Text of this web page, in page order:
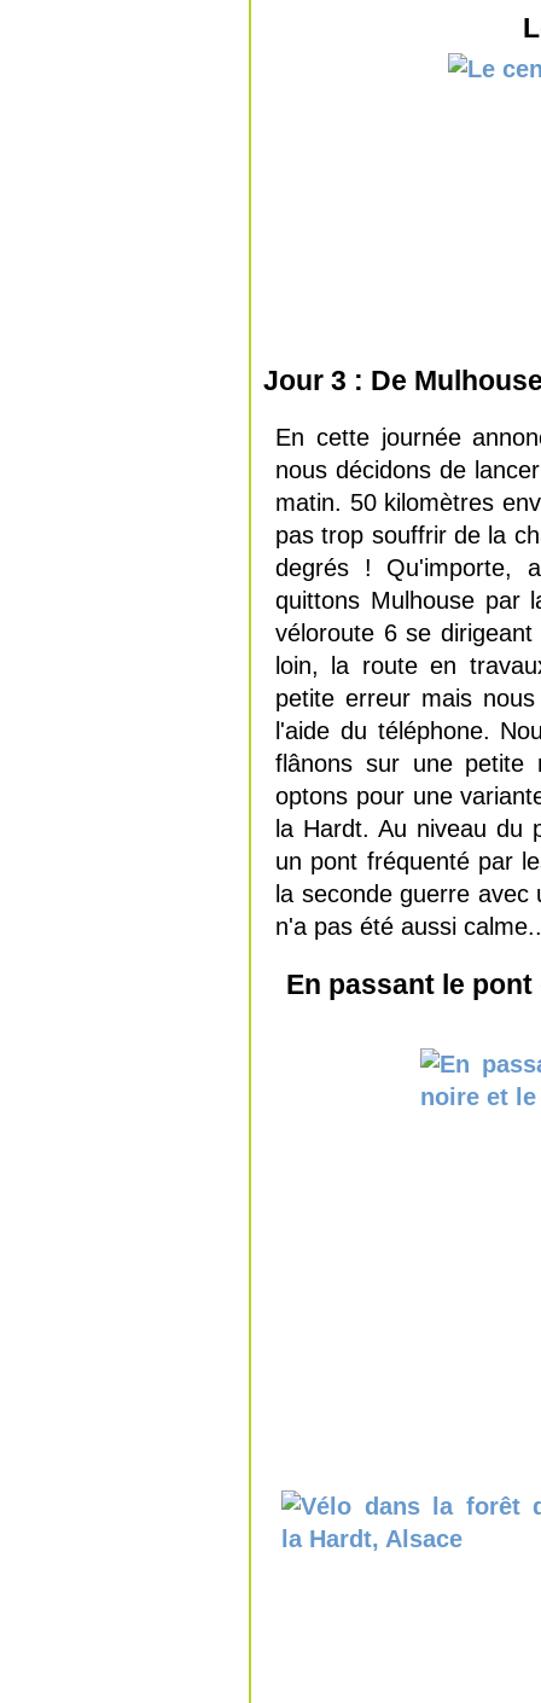
Jour 3 : De
En cette journée
nous décidons de
matin. 50 kilomètres
pas trop souffrir de la
degrés ! Qu'importe,
quittons Mulhouse par
véloroute 6 se
loin, la route en
petite erreur mais
l'aide du téléphone.
flânons sur une petite
optons pour une
la Hardt. Au niveau du
un pont fréquenté par
la seconde guerre
n'a pas été aussi
En passant le